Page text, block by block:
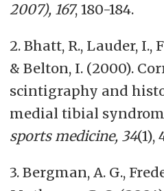
2007), 167, 180-184.
2. Bhatt, R., Lauder, I.,
& Belton, I. (2000).
scintigraphy and
medial tibial
sports medicine, 34(1),
3. Bergman, A. G.,